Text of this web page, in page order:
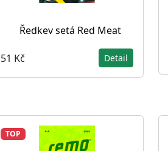
Ředkev setá Red Meat
51 Kč Detail
TOP